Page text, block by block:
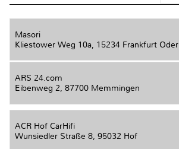
Masori
Kliestower Weg 10a, 15234 Frankfurt Oder
ARS 24.com
Eibenweg 2, 87700 Memmingen
ACR Hof CarHifi
Wunsiedler Straße 8, 95032 Hof